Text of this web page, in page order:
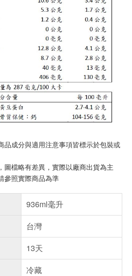
品成分與適用注意事項皆標示於包裝或
圖檔略有差異，實際以廠商出貨為主
參照實際商品為準
936ml毫升
台灣
13天
冷藏